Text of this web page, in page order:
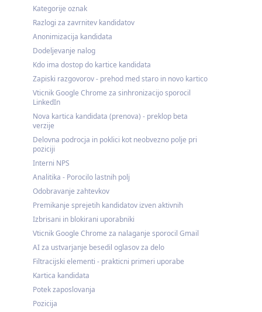
Kategorije oznak
Razlogi za zavrnitev kandidatov
Anonimizacija kandidata
Dodeljevanje nalog
Kdo ima dostop do kartice kandidata
Zapiski razgovorov - prehod med staro in novo kartico
Vticnik Google Chrome za sinhronizacijo sporocil
LinkedIn
Nova kartica kandidata (prenova) - preklop beta
verzije
Delovna podrocja in poklici kot neobvezno polje pri
poziciji
Interni NPS
Analitika - Porocilo lastnih polj
Odobravanje zahtevkov
Premikanje sprejetih kandidatov izven aktivnih
Izbrisani in blokirani uporabniki
Vticnik Google Chrome za nalaganje sporocil Gmail
AI za ustvarjanje besedil oglasov za delo
Filtracijski elementi - prakticni primeri uporabe
Kartica kandidata
Potek zaposlovanja
Pozicija